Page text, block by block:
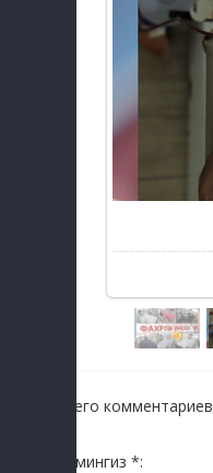
Всего комментариев
Исмингиз *: